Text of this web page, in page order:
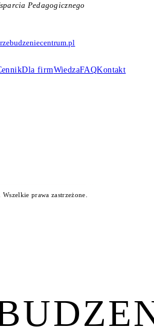
Pedagogicznego
Dla firmWiedzaFAQKontakt
prawa zastrzeżone.